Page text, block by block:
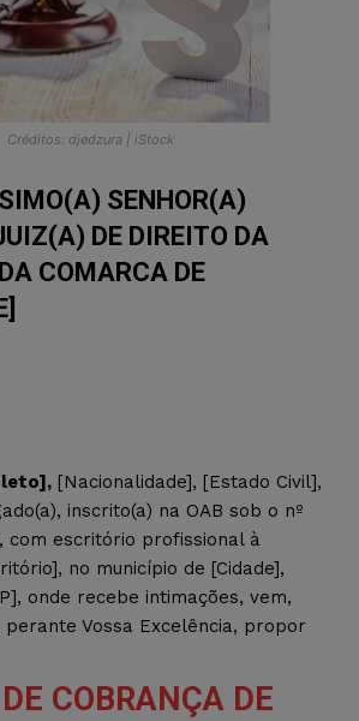
Créditos: djedzura | iStock
SENHOR(A)
DE DIREITO DA
COMARCA DE
[Nacionalidade], [Estado Civil],
inscrito(a) na OAB sob o nº
com escritório profissional à
no município de [Cidade],
onde recebe intimações, vem,
Vossa Excelência, propor
COBRANÇA DE